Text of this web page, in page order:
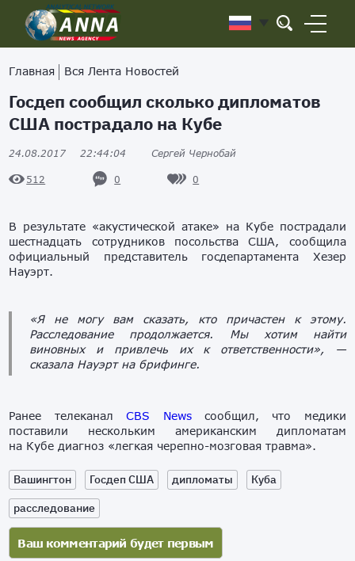
Главная Вся Лента Новостей
Госдеп сообщил сколько дипломатов
США пострадало на Кубе
24.08.2017 22:44:04 Сергей Чернобай
512 0 0
В результате «акустической атаке» на Кубе пострадали
шестнадцать сотрудников посольства США, сообщила
официальный представитель госдепартамента Хезер
Науэрт.
«Я не могу вам сказать, кто причастен к этому.
Расследование продолжается. Мы хотим найти
виновных и привлечь их к ответственности», —
сказала Науэрт на брифинге.
Ранее телеканалCBS Newsсообщил, что медики
поставили нескольким американским дипломатам
на Кубе диагноз «легкая черепно-мозговая травма».
Вашингтон Госдеп США дипломаты
Куба
расследование